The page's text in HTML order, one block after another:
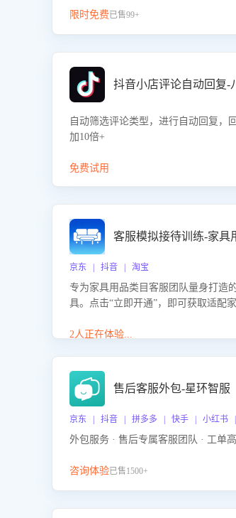
限时免费已售99+
抖音小店评论自动回复-
自动筛选评论类型，进行自动回复，
加10倍+
免费试用
客服模拟接待训练-家具
京东 | 抖音 | 淘宝
专为家具用品类目客服团队量身打造
具。点击“立即开通”，即可获取适配
客服在家具用品功能、尺寸参数咨询
2人正在体验...
售后客服外包-星环智服
京东 | 抖音 | 拼多多 | 快手 | 小红书 |
外包服务 · 售后专属客服团队 · 工单
咨询体验已售1500+